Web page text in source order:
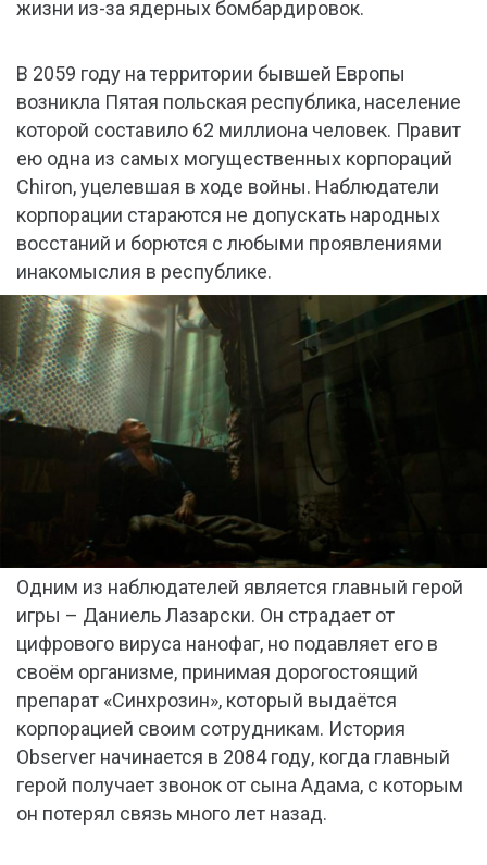
жизни из-за ядерных бомбардировок.
В 2059 году на территории бывшей Европы
возникла Пятая польская республика, население
которой составило 62 миллиона человек. Правит
ею одна из самых могущественных корпораций
Chiron, уцелевшая в ходе войны. Наблюдатели
корпорации стараются не допускать народных
восстаний и борются с любыми проявлениями
инакомыслия в республике.
Одним из наблюдателей является главный герой
игры – Даниель Лазарски. Он страдает от
цифрового вируса нанофаг, но подавляет его в
своём организме, принимая дорогостоящий
препарат «Синхрозин», который выдаётся
корпорацией своим сотрудникам. История
Observer начинается в 2084 году, когда главный
герой получает звонок от сына Адама, с которым
он потерял связь много лет назад.